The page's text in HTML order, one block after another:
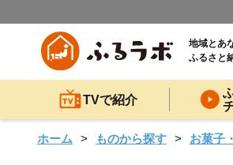
地域とあ
ふるさと
TVで紹介
ホーム ものから探す お菓子